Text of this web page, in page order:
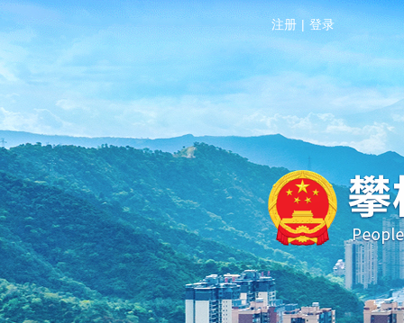
注册 | 登录